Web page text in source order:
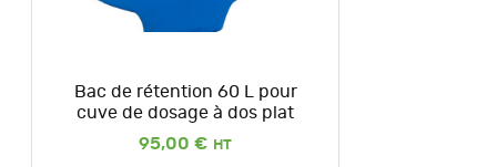
Bac de rétention 60 L pour
cuve de dosage à dos plat
95,00 €